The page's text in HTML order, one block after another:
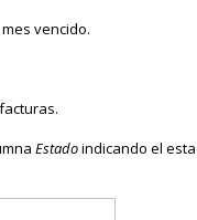
vencido.
Estadoindicando el